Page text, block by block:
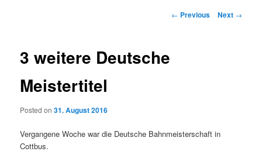
Post
← Previous Next →
3 weitere Deutsche
Meistertitel
Posted on31. August 2016
Vergangene Woche war die Deutsche Bahnmeisterschaft in
Cottbus.